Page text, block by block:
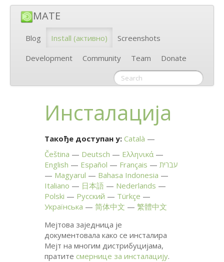
MATE
Blog Install (активно)
Screenshots
Development
Community Team Donate
Инсталација
Такође доступан у: Català
Čeština
Deutsch
Ελληνικά
English
Español Français
עברית
Magyarul
Bahasa Indonesia
Italiano
日本語
Nederlands
Polski
Русский
Türkçe
Українська
简体中文
繁體中文
Мејтова заједница је
документовала како се инсталира
Мејт на многим дистрибуцијама,
пратитесмернице за инсталацију.